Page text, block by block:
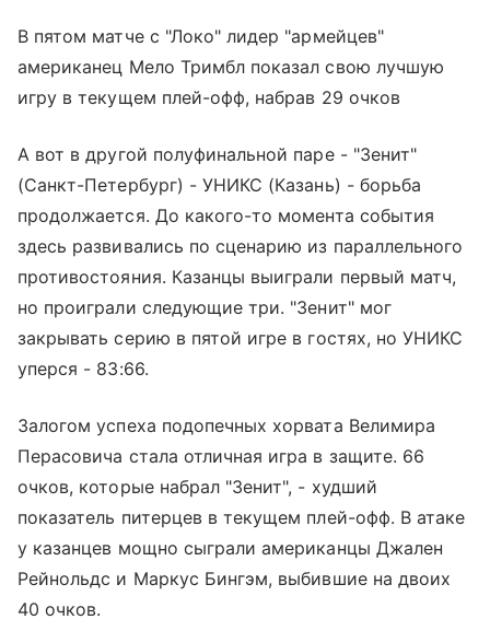
В пятом матче с "Локо" лидер "армейцев"
американец Мело Тримбл показал свою лучшую
игру в текущем плей-офф, набрав 29 очков
А вот в другой полуфинальной паре - "Зенит"
(Санкт-Петербург) - УНИКС (Казань) - борьба
продолжается. До какого-то момента события
здесь развивались по сценарию из параллельного
противостояния. Казанцы выиграли первый матч,
но проиграли следующие три. "Зенит" мог
закрывать серию в пятой игре в гостях, но УНИКС
уперся - 83:66.
Залогом успеха подопечных хорвата Велимира
Перасовича стала отличная игра в защите. 66
очков, которые набрал "Зенит", - худший
показатель питерцев в текущем плей-офф. В атаке
у казанцев мощно сыграли американцы Джален
Рейнольдс и Маркус Бингэм, выбившие на двоих
40 очков.